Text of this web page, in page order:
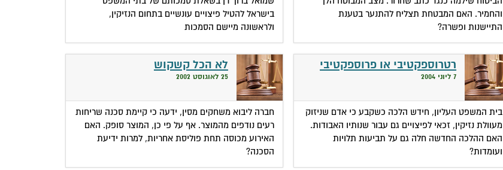
והחמיר. האם המבטחת תצליח להתנער בטענת
התיישנות ופשרה?
בישראל להטיל פיצויים עונשיים בתחום הנזיקין,
ולראשונה מיישם הסמכות
רטרוספקטיבי או פרוספקטיבי
7 ליוני 2004
בית המשפט העליון, חידש הלכה כשקבע כי אדם שניזוק
מעוולת נזיקין, זכאי לפיצויים גם עבור שנותיו האבודות.
האם ההלכה החדשה חלה גם על תביעות תלויות
ועומדות?
לא הכל קשקוש
25 לאוגוסט 2002
חברה ליבוא משחקים מסין, ידעה כי קיימת סכנה שריחות
רעים נודפים מהמוצר. אף על פי כן, המוצר סופק. האם
האירוע מכוסה תחת פוליסת אחריות, למרות ידיעת
הסכנה?